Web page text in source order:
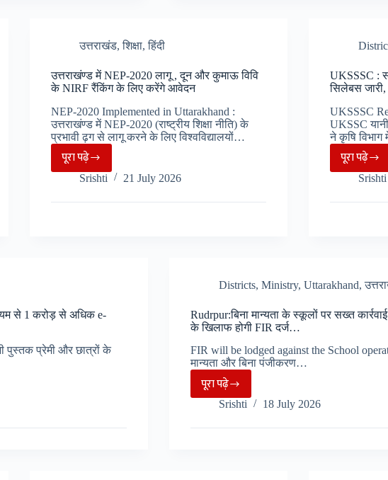
पंजीकरण
तारीख…
उत्तराखंड,शिक्षा,हिंदी
उत्तराखंण्ड में NEP-2020 लागू , दून और कुमाऊ विवि
के NIRF रैंकिंग के लिए करेंगे आवेदन
NEP-2020 Implemented in Uttarakhand :
उत्तराखंण्ड में NEP-2020 (राष्ट्रीय शिक्षा नीति) के
प्रभावी ढ़ग से लागू करने के लिए विश्वविद्यालयों…
पूरा पढ़ेउत्तराखंण्ड
में
NEP-
कुमाऊ
विवि
के
NIRF
करेंगे
Srishti 21 July 2026
UKSSSC :
सिलेबस जारी,
UKSSSC
UKSSC
ने कृषि
पूरा पढ़ेUKSSSC
:
का
सिलेबस
जारी,
डिजिटल
AI,
Srishti
से 1 करोड़ से अधिक e-
पुस्तक प्रेमी और छात्रों के
Districts, Ministry, Uttarakhand,
Rudrpur:बिना मान्यता के स्कूलों पर सख्त
के खिलाफ होगी FIR दर्ज…
FIR will be lodged against the School
मान्यता और बिना पंजीकरण…
पूरा पढ़ेRudrpur:बिना
मान्यता
के
Srishti 18 July 2026